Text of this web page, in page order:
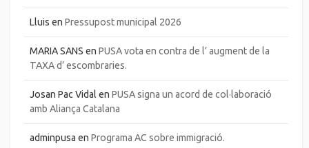
Lluis en Pressupost municipal 2026
MARIA SANS en PUSA vota en contra de l’ augment de la
TAXA d’ escombraries.
Josan Pac Vidal en PUSA signa un acord de col·laboració
amb Aliança Catalana
adminpusa en Programa AC sobre immigració.